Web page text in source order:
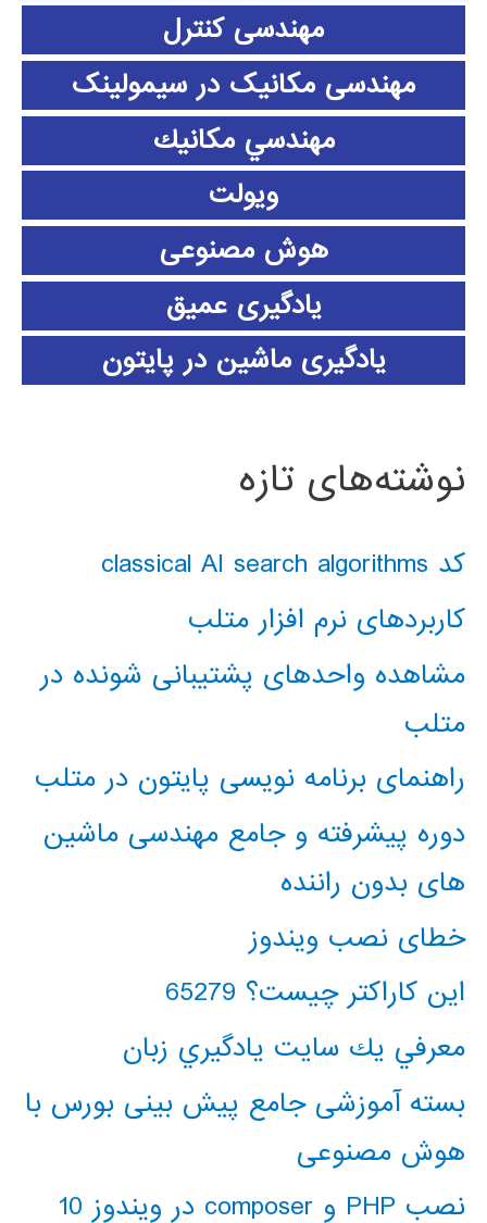
مهندسی کنترل
مهندسی مکانیک در سیمولینک
مهندسي مكانيك
ویولت
هوش مصنوعی
یادگیری عمیق
یادگیری ماشین در پایتون
نوشته‌های تازه
کد classical AI search algorithms
کاربردهای نرم افزار متلب
مشاهده واحدهای پشتیبانی شونده در
متلب
راهنمای برنامه نویسی پایتون در متلب
دوره پیشرفته و جامع مهندسی ماشین
های بدون راننده
خطای نصب ویندوز
این کاراکتر چیست؟ 65279
معرفي يك سايت يادگيري زبان
بسته آموزشی جامع پیش بینی بورس با
هوش مصنوعی
نصب PHP و composer در ویندوز 10